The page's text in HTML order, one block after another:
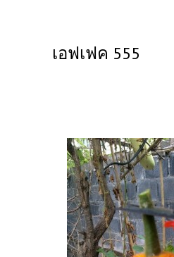
เอฟเฟค 555